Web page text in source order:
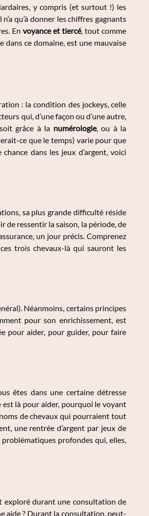
y compris (et surtout !) les
qu’à donner les chiffres gagnants
En voyance et tiercé, tout comme
dans ce domaine, est une mauvaise
: la condition des jockeys, celle
qui, d’une façon ou d’une autre,
soit grâce à la numérologie, ou à la
ce que le temps) varie pour que
dans les jeux d’argent, voici
sa plus grande difficulté réside
de ressentir la saison, la période, de
un jour précis. Comprenez
trois chevaux-là qui sauront les
Néanmoins, certains principes
pour son enrichissement, est
pour aider, pour guider, pour faire
êtes dans une certaine détresse
est là pour aider, pourquoi le voyant
de chevaux qui pourraient tout
une rentrée d’argent par jeux de
profondes qui, elles,
exploré durant une consultation de
aide ? Durant la consultation, peut-